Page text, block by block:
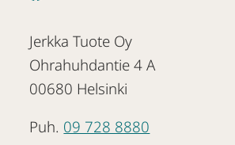
Jerkka Tuote Oy
Ohrahuhdantie 4 A
00680 Helsinki
Puh. 09 728 8880